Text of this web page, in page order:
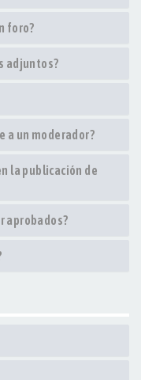
foro?
adjuntos?
a un moderador?
la publicación de
aprobados?